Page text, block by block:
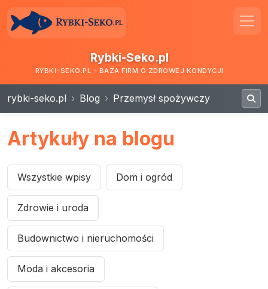
Rybki-Seko.pl
RYBKI-SEKO.PL - BAZA FIRM O ZDROWEJ KONDYCJI
rybki-seko.pl Blog Przemysł spożywczy
Artykuły na blogu
Wszystkie wpisy Dom i ogród
Zdrowie i uroda
Budownictwo i nieruchomości
Moda i akcesoria